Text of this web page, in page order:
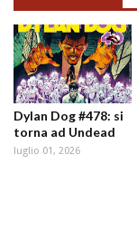
Dylan Dog #478: si
torna ad Undead
luglio 01, 2026